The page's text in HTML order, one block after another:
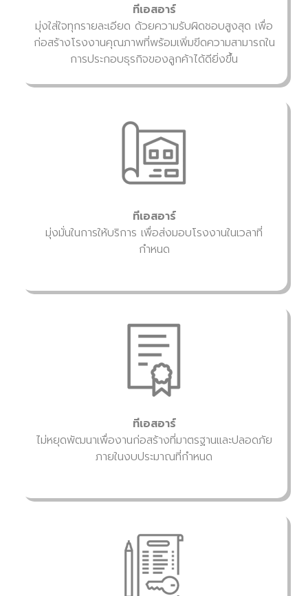
ทีเอสอาร์
มุ่งใส่ใจทุกรายละเอียด ด้วยความรับผิดชอบสูงสุด เพื่อ
ก่อสร้างโรงงานคุณภาพที่พร้อมเพิ่มขีดความสามารถใน
การประกอบธุรกิจของลูกค้าได้ดียิ่งขึ้น
ทีเอสอาร์
มุ่งมั่นในการให้บริการ เพื่อส่งมอบโรงงานในเวลาที่
กำหนด
ทีเอสอาร์
ไม่หยุดพัฒนาเพื่องานก่อสร้างที่มาตรฐานและปลอดภัย
ภายในงบประมาณที่กำหนด